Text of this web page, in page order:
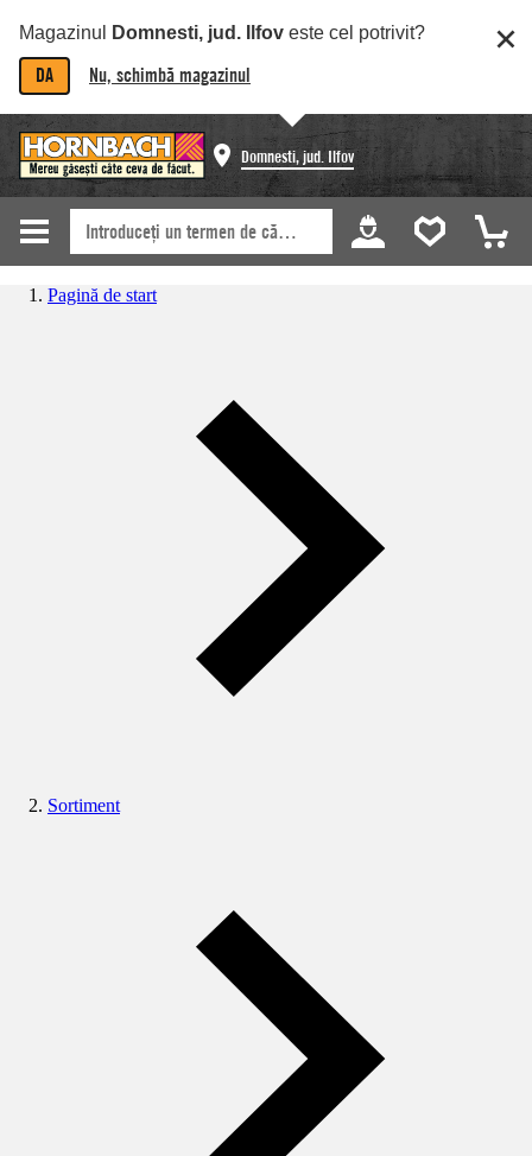
Magazinul Domnesti, jud. Ilfov este cel potrivit?
DA Nu, schimbă magazinul
Domnesti, jud. Ilfov
Pagină de start
Sortiment